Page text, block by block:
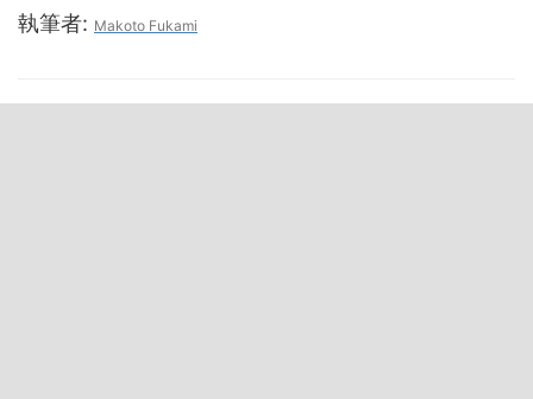
執筆者: Makoto Fukami